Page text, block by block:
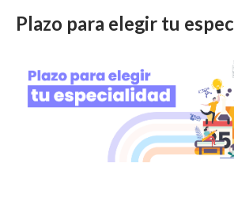
Plazo para elegir tu